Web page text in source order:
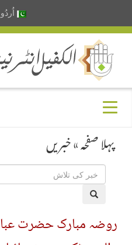
اُردُو
پہلا صفحہ»خبریں
روضہ مبارک حضرت